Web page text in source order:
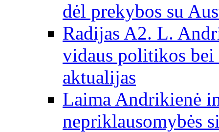
dėl prekybos su
Radijas A2. L.
vidaus politikos bei
aktualijas
Laima Andrikienė
nepriklausomybės